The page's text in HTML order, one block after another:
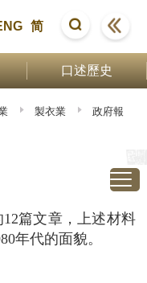
简
口述歷史
製衣業
政府報
篇文章，上述材料
年代的面貌。